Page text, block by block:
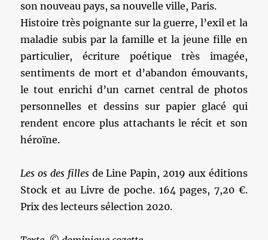
son nouveau pays, sa nouvelle ville, Paris.
Histoire très poignante sur la guerre, l’exil et la
maladie subis par la famille et la jeune fille en
particulier, écriture poétique très imagée,
sentiments de mort et d’abandon émouvants,
le tout enrichi d’un carnet central de photos
personnelles et dessins sur papier glacé qui
rendent encore plus attachants le récit et son
héroïne.
Les os des fillesde Line Papin, 2019 aux éditions
Stock et au Livre de poche. 164 pages, 7,20 €.
Prix des lecteurs sélection 2020.